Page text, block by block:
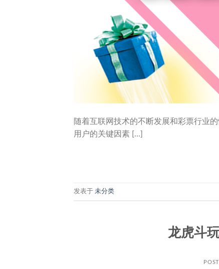
随着互联网技术的不断发展和彩票行业
用户的关键因素 […]
发表于 未分类
龙虎斗